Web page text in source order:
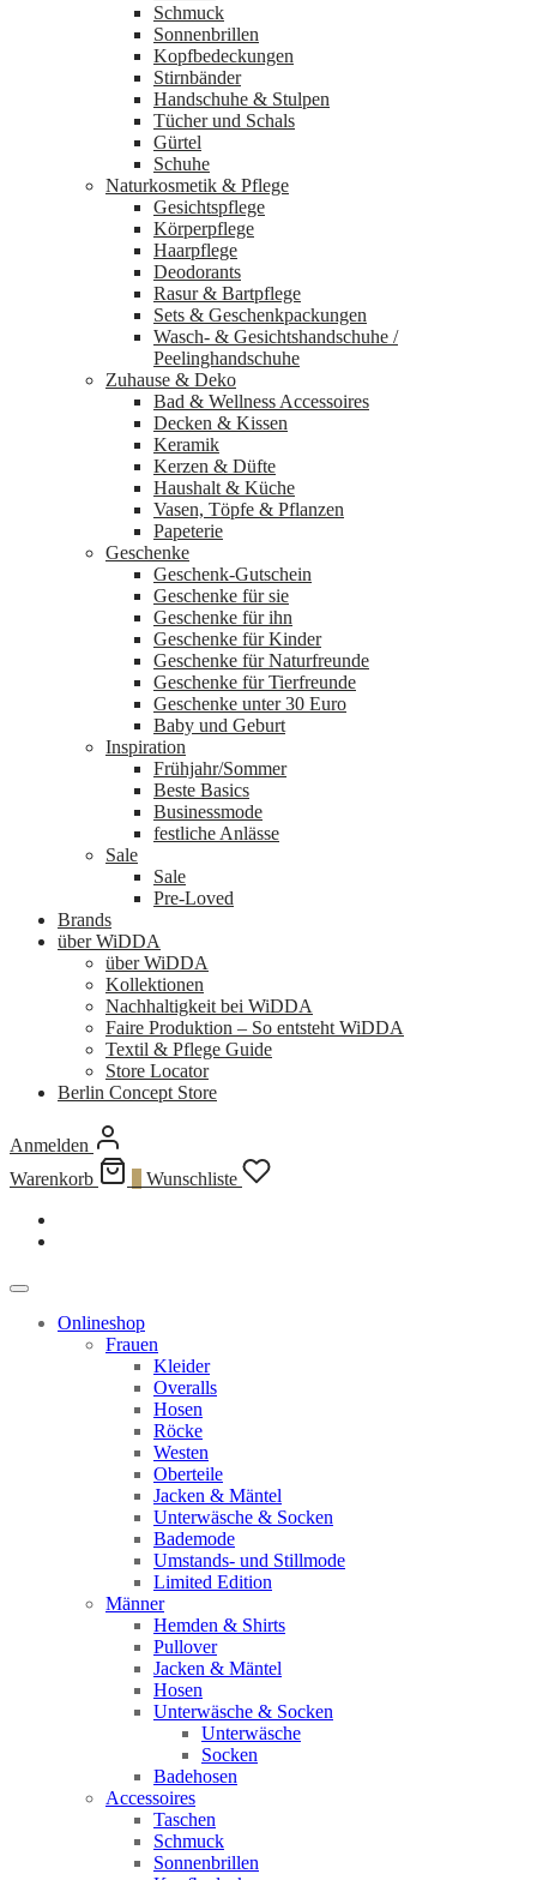
Schmuck
Sonnenbrillen
Kopfbedeckungen
Stirnbänder
Handschuhe & Stulpen
Tücher und Schals
Gürtel
Schuhe
Naturkosmetik & Pflege
Gesichtspflege
Körperpflege
Haarpflege
Deodorants
Rasur & Bartpflege
Sets & Geschenkpackungen
Wasch‑ & Gesichtshandschuhe /
Peelinghandschuhe
Zuhause & Deko
Bad & Wellness Accessoires
Decken & Kissen
Keramik
Kerzen & Düfte
Haushalt & Küche
Vasen, Töpfe & Pflanzen
Papeterie
Geschenke
Geschenk-Gutschein
Geschenke für sie
Geschenke für ihn
Geschenke für Kinder
Geschenke für Naturfreunde
Geschenke für Tierfreunde
Geschenke unter 30 Euro
Baby und Geburt
Inspiration
Frühjahr/Sommer
Beste Basics
Businessmode
festliche Anlässe
Sale
Sale
Pre-Loved
Brands
über WiDDA
über WiDDA
Kollektionen
Nachhaltigkeit bei WiDDA
Faire Produktion – So entsteht WiDDA
Textil & Pflege Guide
Store Locator
Berlin Concept Store
Anmelden
Warenkorb
Wunschliste
Onlineshop
Frauen
Kleider
Overalls
Hosen
Röcke
Westen
Oberteile
Jacken & Mäntel
Unterwäsche & Socken
Bademode
Umstands- und Stillmode
Limited Edition
Männer
Hemden & Shirts
Pullover
Jacken & Mäntel
Hosen
Unterwäsche & Socken
Unterwäsche
Socken
Badehosen
Accessoires
Taschen
Schmuck
Sonnenbrillen